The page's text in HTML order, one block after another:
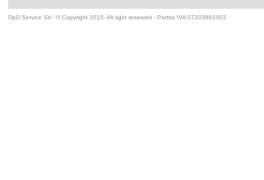
DpD Service Srl - © Copyright 2015- All right reserved - Partita IVA 07203881003